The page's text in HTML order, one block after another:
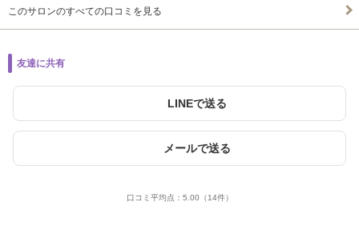
このサロンのすべての口コミを見る
友達に共有
LINEで送る
メールで送る
口コミ平均点： 5.00 （14件）